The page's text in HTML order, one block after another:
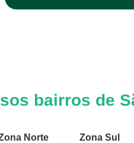
bairros de
Norte Zona Sul